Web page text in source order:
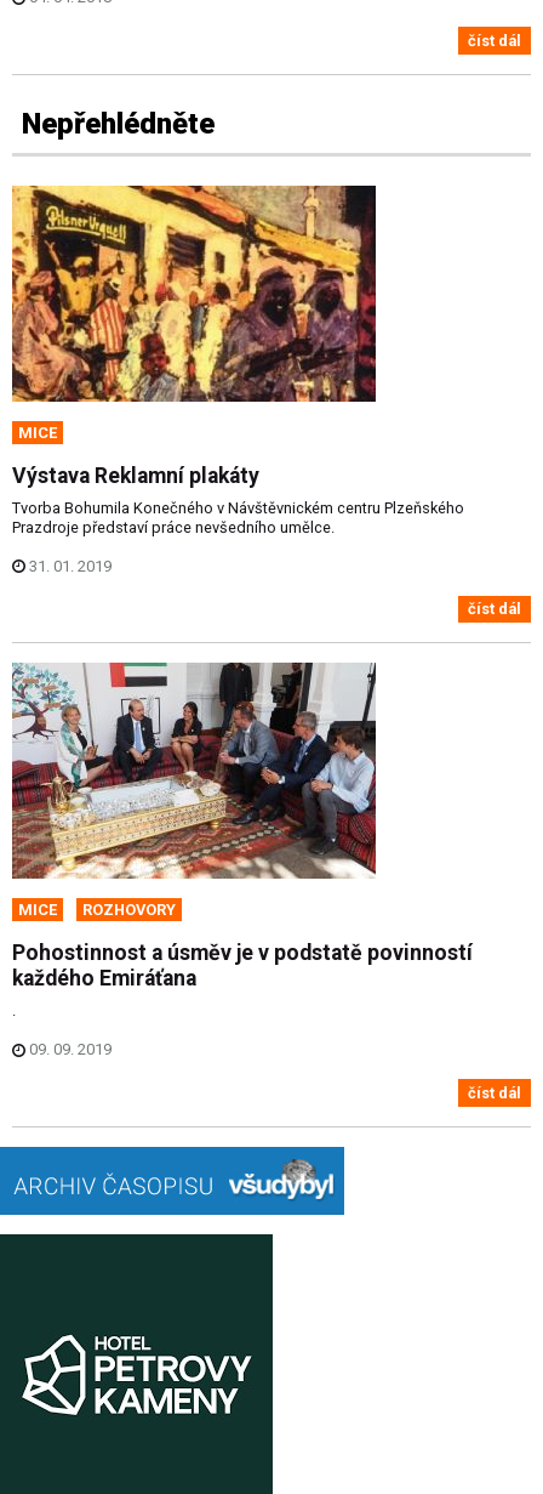
číst dál
Nepřehlédněte
MICE
Výstava Reklamní plakáty
Tvorba Bohumila Konečného v Návštěvnickém centru Plzeňského
Prazdroje představí práce nevšedního umělce.
31. 01. 2019
číst dál
MICE ROZHOVORY
Pohostinnost a úsměv je v podstatě povinností
každého Emiráťana
.
09. 09. 2019
číst dál